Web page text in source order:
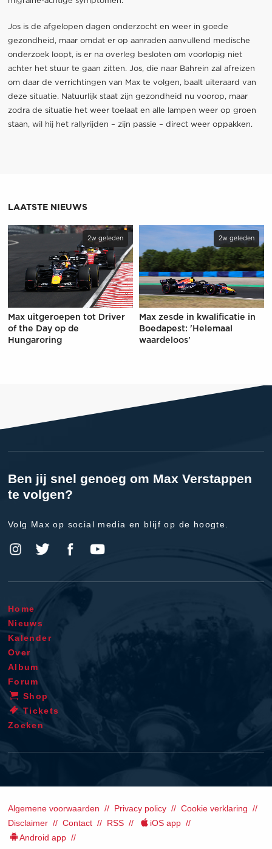
Jos is de afgelopen dagen onderzocht en weer in goede
gezondheid, maar omdat er op aanraden aanvullend medische
onderzoek loopt, is er na overleg besloten om voorlopig niet
achter het stuur te gaan zitten. Jos, die naar Bahrein zal afreizen
om daar de verrichtingen van Max te volgen, baalt uiteraard van
deze situatie. Natuurlijk staat zijn gezondheid nu voorop, maar
zodra de situatie het weer toelaat en alle lampen weer op groen
staan, wil hij het rallyrijden – zijn passie – direct weer oppakken.
LAATSTE NIEUWS
2w geleden
Max uitgeroepen tot Driver
of the Day op de
Hungaroring
2w geleden
Max zesde in kwalificatie in
Boedapest: 'Helemaal
waardeloos'
Ben jij snel genoeg om Max Verstappen
te volgen?
Volg Max op social media en blijf op de hoogte.
Home
Nieuws
Kalender
Over
Album
Forum
Shop
Tickets
Zoeken
Algemene voorwaarden Privacy policy
Cookie verklaring
Disclaimer
Contact RSS
iOS app
Android app